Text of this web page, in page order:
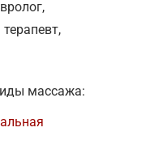
массажа: